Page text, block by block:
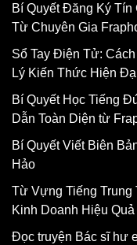
Bí Quyết Đăng Ký
Từ Chuyên Gia
Sổ Tay Điện Tử:
Lý Kiến Thức Hiện
Bí Quyết Học Tiếng
Dẫn Toàn Diện từ
Bí Quyết Viết Biên
Hảo
Từ Vựng Tiếng Trung
Kinh Doanh Hiệu Quả
Đọc truyện Bác sĩ hư